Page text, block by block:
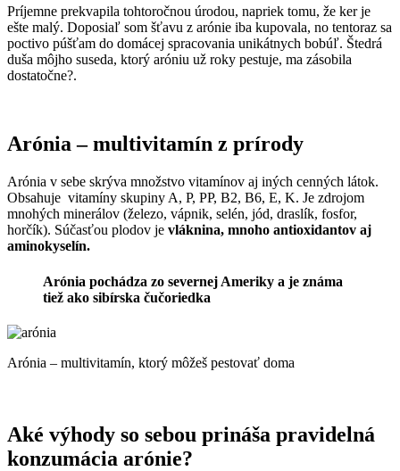
Príjemne prekvapila tohtoročnou úrodou, napriek tomu, že ker je
ešte malý. Doposiaľ som šťavu z arónie iba kupovala, no tentoraz sa
poctivo púšťam do domácej spracovania unikátnych bobúľ. Štedrá
duša môjho suseda, ktorý aróniu už roky pestuje, ma zásobila
dostatočne?.
Arónia – multivitamín z prírody
Arónia v sebe skrýva množstvo vitamínov aj iných cenných látok.
Obsahuje vitamíny skupiny A, P, PP, B2, B6, E, K. Je zdrojom
mnohých minerálov (železo, vápnik, selén, jód, draslík, fosfor,
horčík). Súčasťou plodov je vláknina, mnoho antioxidantov aj
aminokyselín.
Arónia pochádza zo severnej Ameriky a je známa
tiež ako sibírska čučoriedka
Arónia – multivitamín, ktorý môžeš pestovať doma
Aké výhody so sebou prináša pravidelná
konzumácia arónie?